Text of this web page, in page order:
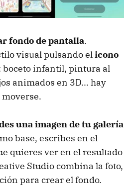
fondo de pantalla.
visual pulsando elicono
boceto infantil, pintura al
animados en 3D... hay
una imagen de tu galería
base, escribes en el
quieres ver en el resultado
Studio combina la foto,
para crear el fondo.